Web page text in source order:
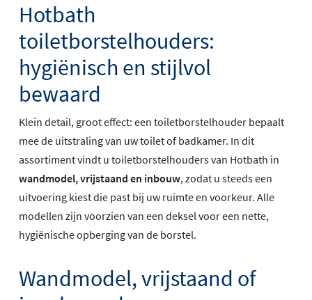
Hotbath
toiletborstelhouders:
hygiënisch en stijlvol
bewaard
Klein detail, groot effect: een toiletborstelhouder bepaalt
mee de uitstraling van uw toilet of badkamer. In dit
assortiment vindt u toiletborstelhouders van Hotbath in
wandmodel, vrijstaand en inbouw, zodat u steeds een
uitvoering kiest die past bij uw ruimte en voorkeur. Alle
modellen zijn voorzien van een deksel voor een nette,
hygiënische opberging van de borstel.
Wandmodel, vrijstaand of